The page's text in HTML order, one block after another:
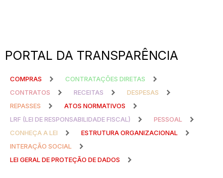
PORTAL DA TRANSPARÊNCIA
COMPRAS
CONTRATAÇÕES DIRETAS
CONTRATOS
RECEITAS
DESPESAS
REPASSES
ATOS NORMATIVOS
LRF (LEI DE RESPONSABILIDADE FISCAL)
PESSOAL
CONHEÇA A LEI
ESTRUTURA ORGANIZACIONAL
INTERAÇÃO SOCIAL
LEI GERAL DE PROTEÇÃO DE DADOS